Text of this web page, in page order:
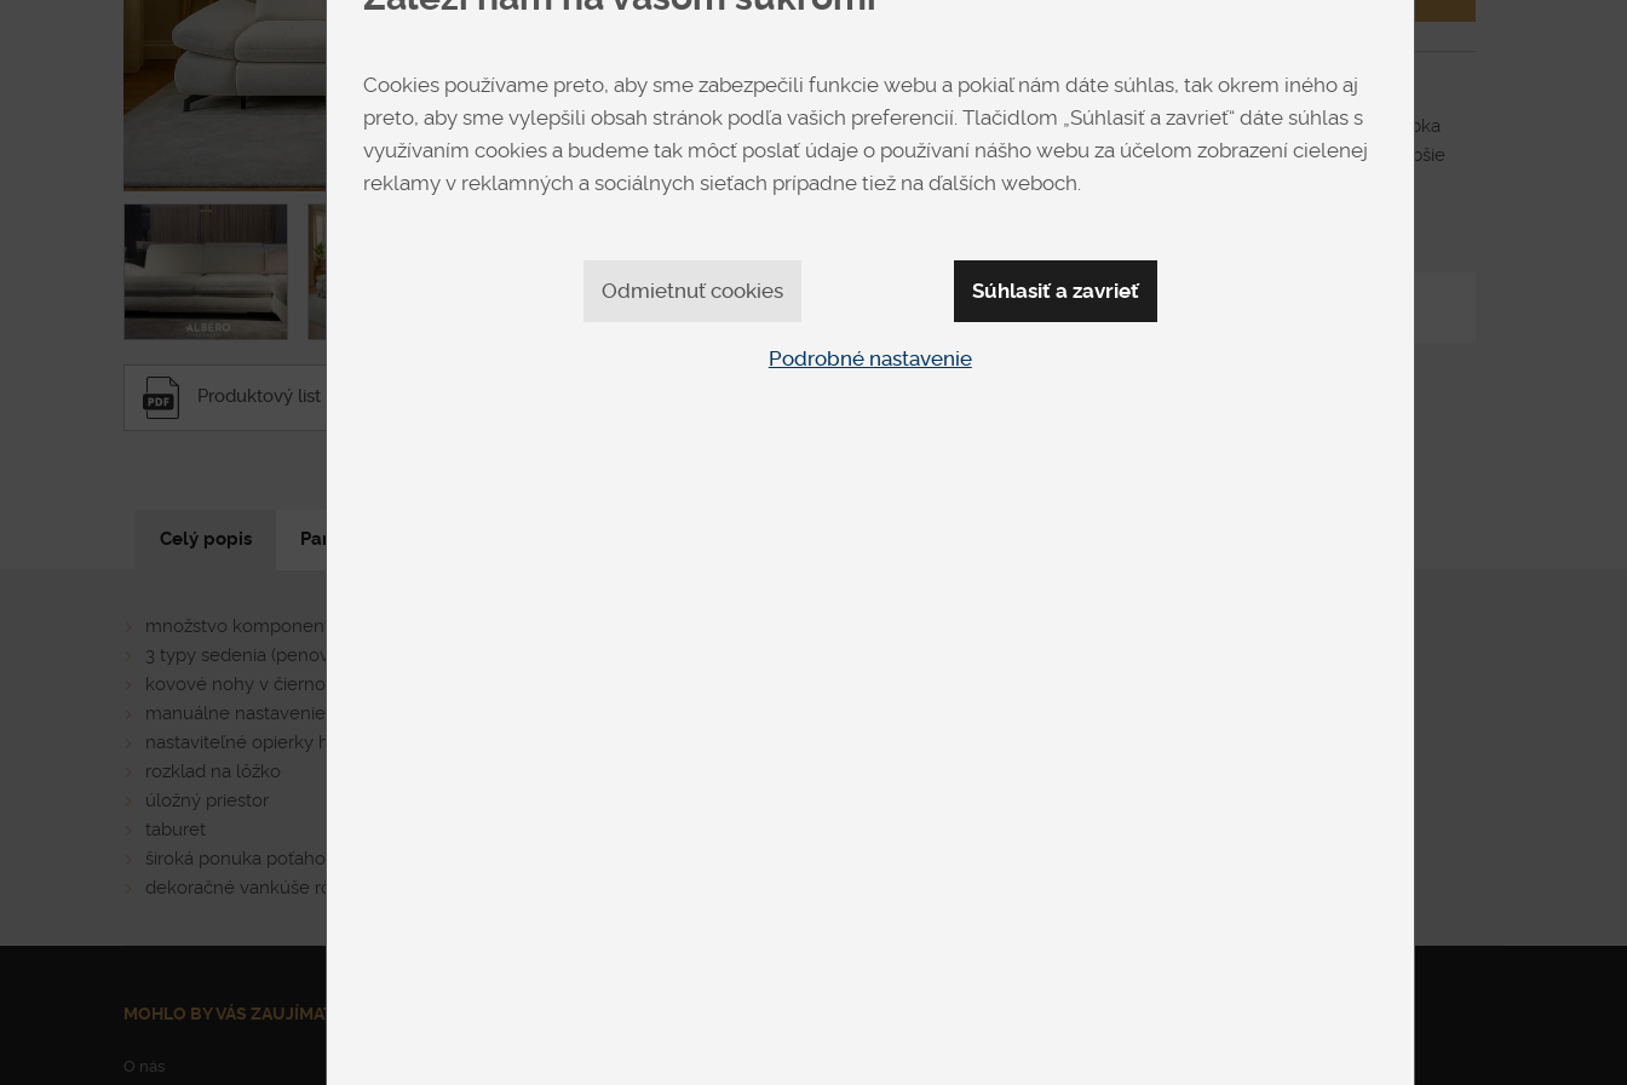
+
Produktový list
Špecifikácia uvedenej ceny
Rohová sedačka Look v látkovom poťahu rozmer šírka 329 cm hlbka
200 cm je zložená z kanapy a 3-sedu. Má vysoké kovové nohy, hlbšie
mäkké sedenie (sedáky zo studenej peny).
Celý popis Parametre produktu
množstvo komponentov (samostatne stojace sofy a rohové sedačky v tvare L, aj tvare U)
3 typy sedenia (penové a pružinové)
kovové nohy v čiernom alebo chrómovom prevedení vysoké 11cm
manuálne nastavenie hĺbky sedu
nastaviteľné opierky hlavy a podrúčky
rozklad na lôžko
úložný priestor
taburet
široká ponuka poťahových látok
dekoračné vankúše rôznych veľkostí
MOHLO BY VÁS ZAUJÍMAŤ
O nás
Cookies používame preto, aby sme zabezpečili funkcie webu a pokiaľ nám dáte súhlas, tak okrem iného aj
preto, aby sme vylepšili obsah stránok podľa vašich preferencií. Tlačidlom „Súhlasiť a zavrieť“ dáte súhlas s
využívaním cookies a budeme tak môcť poslať údaje o používaní nášho webu za účelom zobrazení cielenej
reklamy v reklamných a sociálnych sieťach prípadne tiež na ďalších weboch.
Odmietnuť cookies Súhlasiť a zavrieť
Podrobné nastavenie